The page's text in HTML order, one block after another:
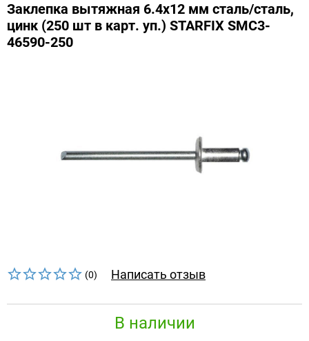
Заклепка вытяжная 6.4х12 мм сталь/сталь,
цинк (250 шт в карт. уп.) STARFIX SMC3-
46590-250
(0) Написать отзыв
В наличии